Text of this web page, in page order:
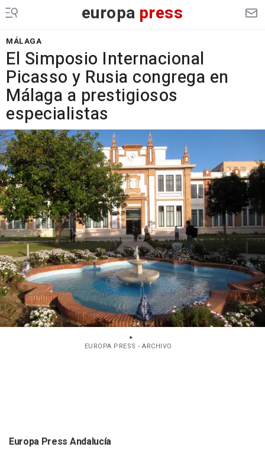
europa press
MÁLAGA
El Simposio Internacional
Picasso y Rusia congrega en
Málaga a prestigiosos
especialistas
EUROPA PRESS - ARCHIVO
Europa Press Andalucía